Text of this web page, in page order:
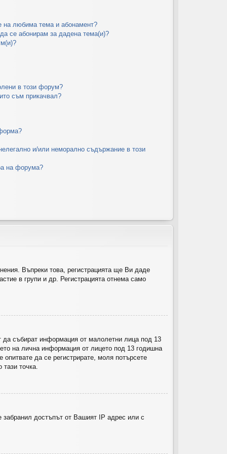
на любима тема и абонамент?
се абонирам за дадена тема(и)?
в този форум?
съм прикачвал?
и/или неморално съдържание в този
на форума?
Въпреки това, регистрацията ще Ви даде
в групи и др. Регистрацията отнема само
да събират информация от малолетни лица под 13
на лична информация от лицето под 13 годишна
да се регистрирате, моля потърсете
точка.
достъпът от Вашият IP адрес или с